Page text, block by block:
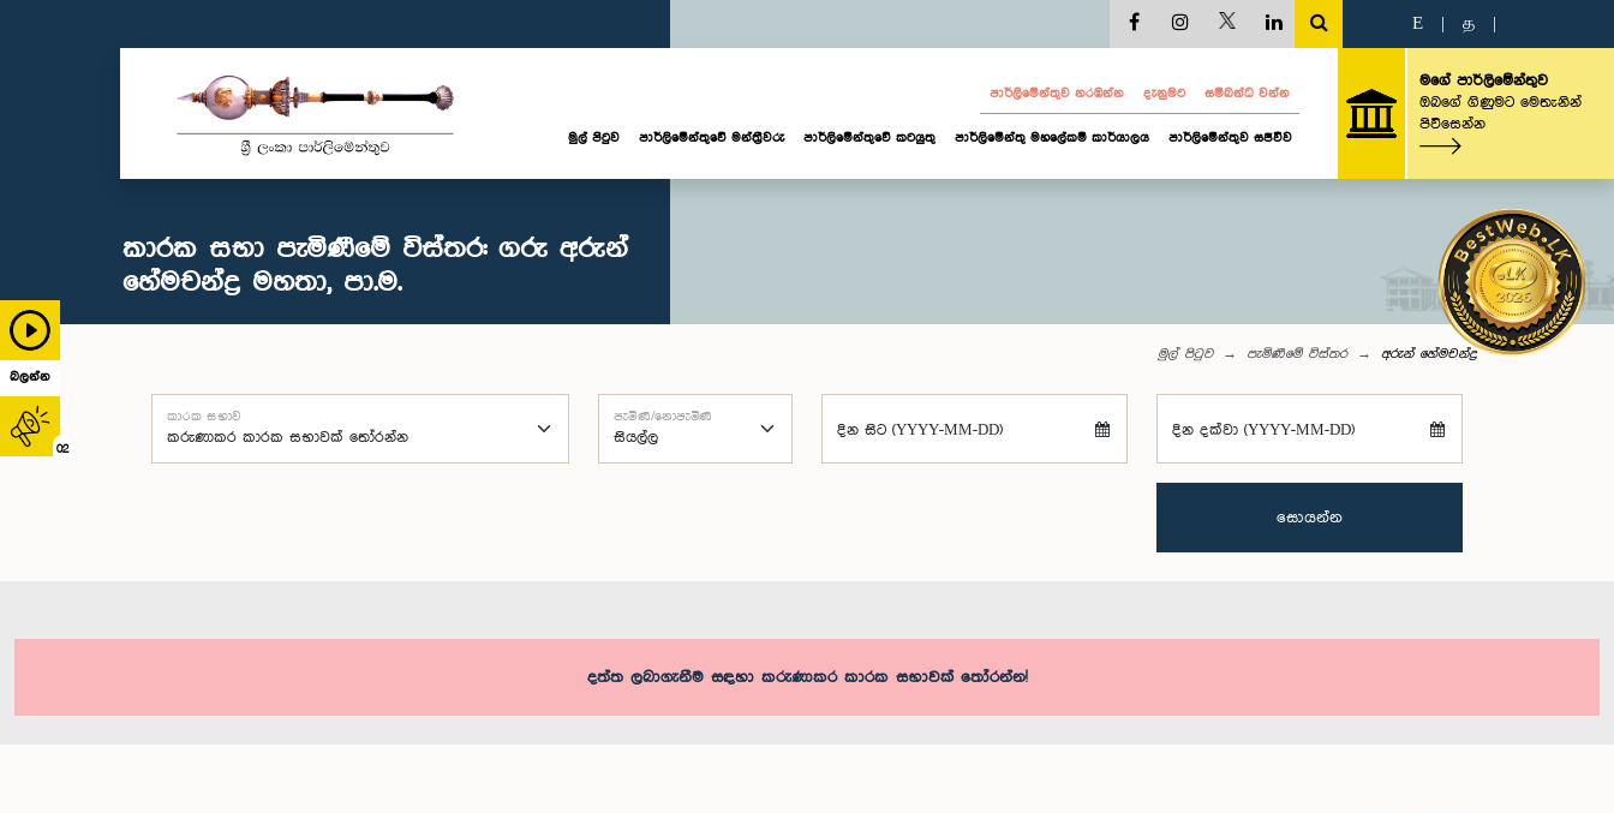
බලන්න
02
E த
පාර්ලි‌මේන්තුව නරඹන්න දැනුමට සම්බන්ධ වන්න
මුල් පිටුව පාර්ලි‌මේන්තුවේ මන්ත්‍රීවරු පාර්ලිමේන්තුවේ කටයුතු පාර්ලිමේන්තු මහලේකම් කාර්යාලය පාර්ලිමේන්තුව සජීවීව
මගේ පාර්ලිමේන්තුව
ඔබගේ ගිණුමට මෙතැනින්
පිවිසෙන්න
කාරක සභා පැමිණීමේ විස්තර: ගරු අරුන්
හේමචන්ද්‍ර මහතා, පා.ම.
මුල් පිටුව පැමිණීමේ විස්තර අරුන් හේමචන්ද්‍ර
කාරක සභාව පැමිණි/නොපැමිණි
දින සිට (YYYY-MM-DD) දින දක්වා (YYYY-MM-DD)
සොයන්න
දත්ත ලබාගැනීම සඳහා කරුණාකර කාරක සභාවක් තෝරන්න!